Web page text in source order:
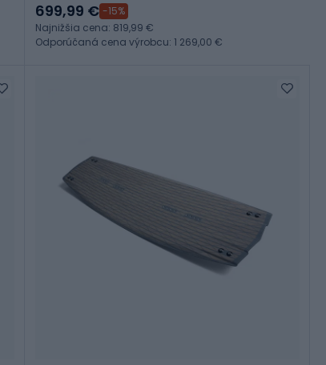
699,99 € -15%
Najnižšia cena: 819,99 €
Odporúčaná cena výrobcu: 1 269,00 €